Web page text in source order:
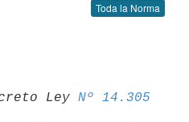
Toda la Norma
Ley Nº 14.305